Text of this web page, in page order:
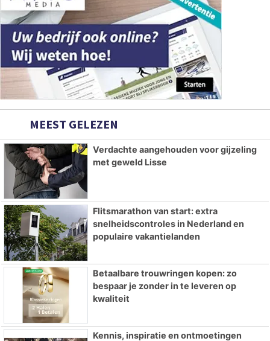
MEEST GELEZEN
Verdachte aangehouden voor gijzeling
met geweld Lisse
Flitsmarathon van start: extra
snelheidscontroles in Nederland en
populaire vakantielanden
Betaalbare trouwringen kopen: zo
bespaar je zonder in te leveren op
kwaliteit
Kennis, inspiratie en ontmoetingen